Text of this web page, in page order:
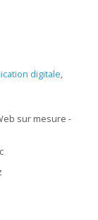
digitale,
sur mesure -